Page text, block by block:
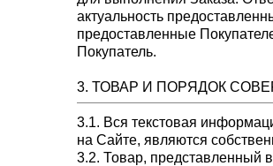
актуальность
предоставленные
Покупатель.
3. ТОВАР И ПОРЯДОК
3.1. Вся текстовая
на Сайте, являются
3.2. Товар, представленный